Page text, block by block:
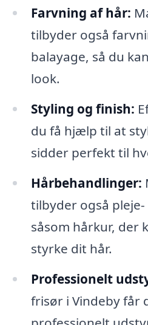
Farvning af hår:
tilbyder også
balayage, så du
look.
Styling og finish:
du få hjælp til at
sidder perfekt til
Hårbehandlinger:
tilbyder også
såsom hårkur, der
styrke dit hår.
Professionelt
frisør i Vindeby får